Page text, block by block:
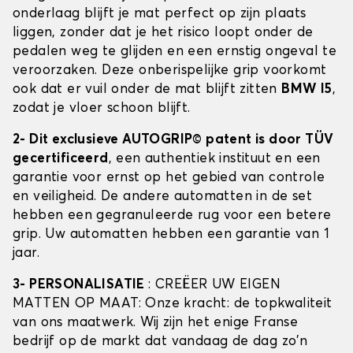
onderlaag blijft je mat perfect op zijn plaats
liggen, zonder dat je het risico loopt onder de
pedalen weg te glijden en een ernstig ongeval te
veroorzaken. Deze onberispelijke grip voorkomt
ook dat er vuil onder de mat blijft zitten BMW I5,
zodat je vloer schoon blijft.
2- Dit exclusieve AUTOGRIP© patent is door TÜV
gecertificeerd, een authentiek instituut en een
garantie voor ernst op het gebied van controle
en veiligheid. De andere automatten in de set
hebben een gegranuleerde rug voor een betere
grip. Uw automatten hebben een garantie van 1
jaar.
3- PERSONALISATIE: CREËER UW EIGEN
MATTEN OP MAAT: Onze kracht: de topkwaliteit
van ons maatwerk. Wij zijn het enige Franse
bedrijf op de markt dat vandaag de dag zo'n